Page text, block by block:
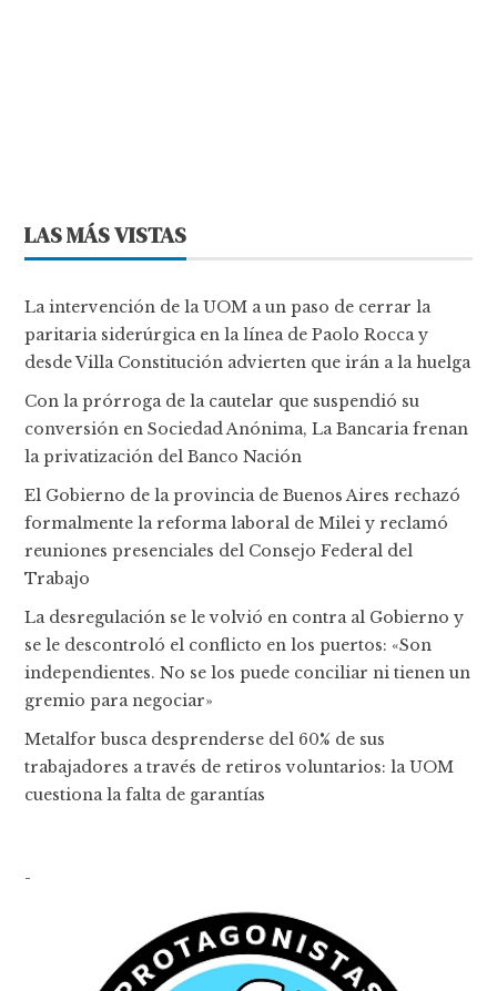
LAS MÁS VISTAS
La intervención de la UOM a un paso de cerrar la
paritaria siderúrgica en la línea de Paolo Rocca y
desde Villa Constitución advierten que irán a la huelga
Con la prórroga de la cautelar que suspendió su
conversión en Sociedad Anónima, La Bancaria frenan
la privatización del Banco Nación
El Gobierno de la provincia de Buenos Aires rechazó
formalmente la reforma laboral de Milei y reclamó
reuniones presenciales del Consejo Federal del
Trabajo
La desregulación se le volvió en contra al Gobierno y
se le descontroló el conflicto en los puertos: «Son
independientes. No se los puede conciliar ni tienen un
gremio para negociar»
Metalfor busca desprenderse del 60% de sus
trabajadores a través de retiros voluntarios: la UOM
cuestiona la falta de garantías
-